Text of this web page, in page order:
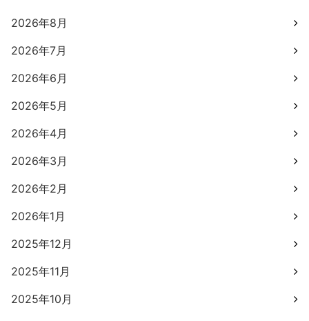
2026年8月
2026年7月
2026年6月
2026年5月
2026年4月
2026年3月
2026年2月
2026年1月
2025年12月
2025年11月
2025年10月